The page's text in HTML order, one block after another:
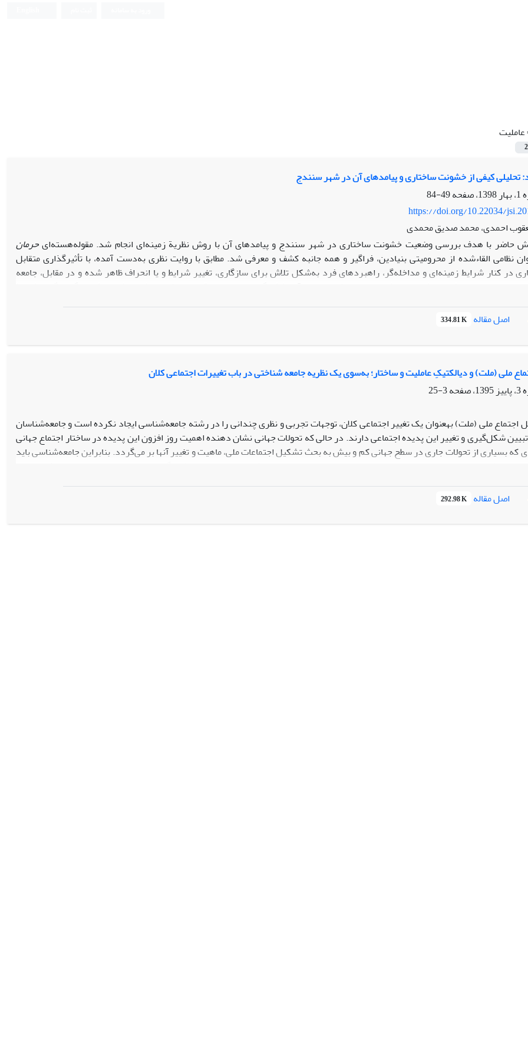
عاملیت
2
تحلیلی کیفی از خشونت ساختاری و پیامدهای آن در شهر سنندج
49-84
https://doi.org/10.22034/
احمدی، محمد صدیق محمدی
حاضر با هدف بررسی وضعیت خشونت ساختاری در شهر سنندج و پیامدهای آن با روش نظریة زمینه‌ای انجام شد. مقوله‌هسته‌ایحرمان
نظامی القاء‌شده از محرومیتی بنیادین، فراگیر و همه جانبه کشف و معرفی شد. مطابق با روایت نظری به‌دست آمده، با تأثیرگذاری متقابل
در کنار شرایط زمینه‌ای و مداخله‌گر، راهبردهای فرد به‌شکل تلاش برای سازگاری، تغییر شرایط و یا انحراف ظاهر شده و در مقابل، جامعه
مقابله‌ای خود جهت کنترل افراد منحرف متوسل می‌شود. نتیجه آن، شکل‌گیری پیامدهای اقتصادی شامل تشدید فقر، بیکاری، گرسنگی و شرایط
اجتماعی شامل طرد اجتماعی، گرایش به‌تکرار جرم و آسیب‌دیدگی خانواده است که در چهارچوبی ازحرمان نظام‌مند عمل می‌نمایند.
فرد و تلاش او برای واکنش درمقابل خشونت ساختاری عملاً به‌عاملی تبدیل می‌گردد که ساختار، خشونت خود را شدیدتر و گسترده‌تر ازگذشته
اصل مقاله 334.81 K
ملی (ملت) و دیالکتیکِ عاملیت و ساختار؛ به‌سوی یک نظریه جامعه شناختی در باب تغییرات اجتماعی کلان
3-25
اجتماع ملی (ملت) به­عنوان یک تغییر اجتماعی کلان، توجهات تجربی و نظری چندانی را در رشته جامعه‌شناسی ایجاد نکرده است و جامعه‌شناسان
شکل‌گیری و تغییر این پدیده اجتماعی دارند. در حالی که تحولات جهانی نشان دهنده اهمیت روز افزون این پدیده در ساختار اجتماع جهانی
که بسیاری از تحولات جاری در سطح جهانی کم و بیش به بحث تشکیل اجتماعات ملی، ماهیت و تغییر آن­ها بر می‌گردد. بنابراین جامعه‌شناسی باید
توضیحی نظری و تجربی برای این پدیده اجتماعی ارائه نماید. بر این اساس هدف مقاله حاضر ارائه یک الگوی نظری برای تغییرات اجتماعی کلان مانند
ملی بر اساس سنت جامعه‌شناسی است. برای نیل به این هدف با تکیه بر نظریات عاملیت و ساختار، چارچوبی برای بررسی روند تشکیل اجتماع
است. بنابراین یک الگوی بازنمایی (نظریه ابزاری) وجودشناختی از عاملیت و ساختار ارائه شده و سعی شده است تا با استفاده از عناصر نظری
قضایای نظری شکل­گیری اجتماع ملی بر مبنای الگوی جامعه شناختی پیشنهادشده، ارائه گردد.
اصل مقاله 292.98 K